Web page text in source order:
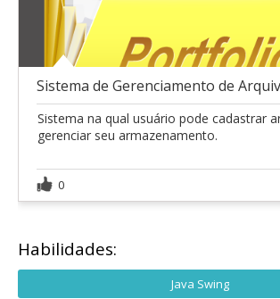
Sistema de Gerenciamento de
Sistema na qual usuário pode cadastrar
gerenciar seu armazenamento.
0
Habilidades:
Java Swing